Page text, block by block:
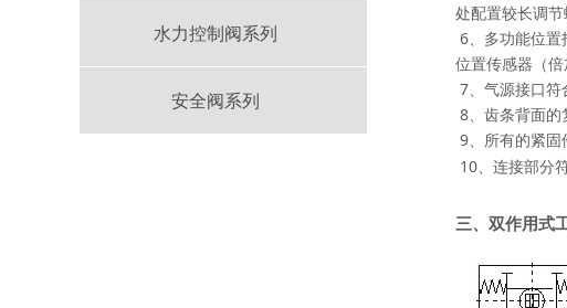
水力控制阀系列
安全阀系列
处配置较长调节
6、多功能位置
位置传感器（倍
7、气源接口符
8、齿条背面的
9、所有的紧固
10、连接部分
三、双作用式